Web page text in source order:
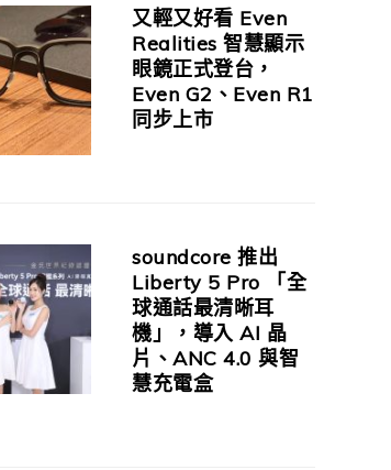
又輕又好看 Even
Realities 智慧顯示
眼鏡正式登台，
Even G2、Even R1
同步上市
soundcore 推出
Liberty 5 Pro 「全
球通話最清晰耳
機」，導入 AI 晶
片、ANC 4.0 與智
慧充電盒